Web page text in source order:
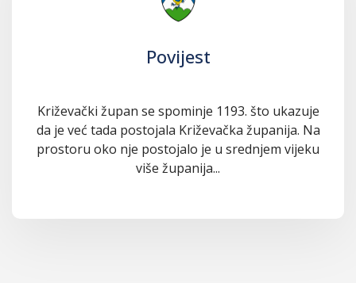
Povijest
Križevački župan se spominje 1193. što ukazuje
da je već tada postojala Križevačka županija. Na
prostoru oko nje postojalo je u srednjem vijeku
više županija...